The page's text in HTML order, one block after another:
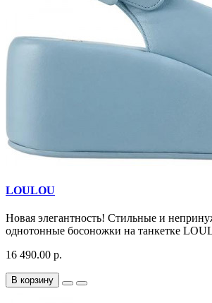
LOULOU
Новая элегантность! Стильные и
однотонные босоножки на танкетке
16 490.00 р.
В корзину